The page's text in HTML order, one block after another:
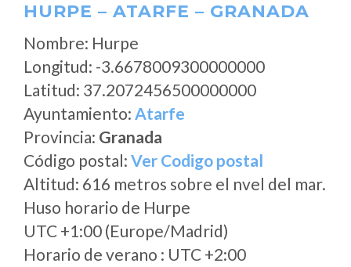
HURPE – ATARFE – GRANADA
Nombre: Hurpe
Longitud: -3.6678009300000000
Latitud: 37.2072456500000000
Ayuntamiento: Atarfe
Provincia: Granada
Código postal: Ver Codigo postal
Altitud: 616 metros sobre el nvel del mar.
Huso horario de Hurpe
UTC +1:00 (Europe/Madrid)
Horario de verano : UTC +2:00